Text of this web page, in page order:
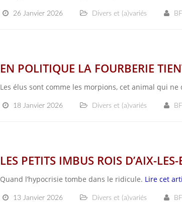
26 Janvier 2026 Divers et (a)variés BF
EN POLITIQUE LA FOURBERIE
Les élus sont comme les morpions, cet animal qui ne
18 Janvier 2026 Divers et (a)variés BF
LES PETITS IMBUS ROIS D’AIX-
Quand l’hypocrisie tombe dans le ridicule. Lire cet
13 Janvier 2026 Divers et (a)variés BF